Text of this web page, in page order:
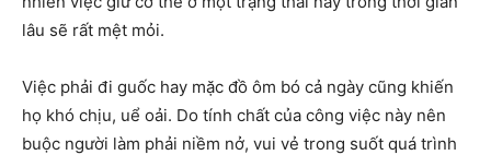
lâu sẽ rất mệt mỏi.
Việc phải đi guốc hay mặc đồ ôm bó cả ngày cũng khiến
họ khó chịu, uể oải. Do tính chất của công việc này nên
buộc người làm phải niềm nở, vui vẻ trong suốt quá trình